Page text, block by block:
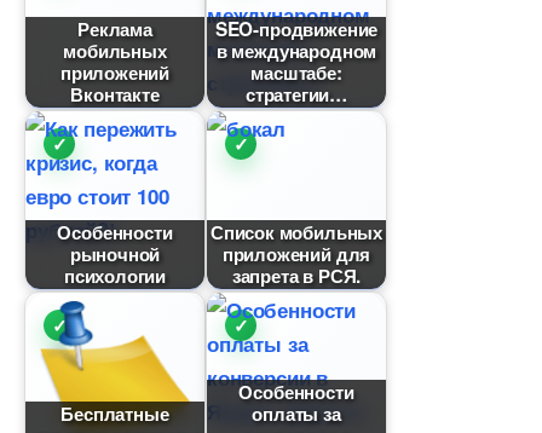
Реклама
мобильных
приложений
контакте
SEO-продвижение
международном
масштабе:
стратегии
Особенности
рыночной
психологии
Список мобильных
приложений для
запрета в РСЯ.
Бесплатные
Особенности
оплаты за